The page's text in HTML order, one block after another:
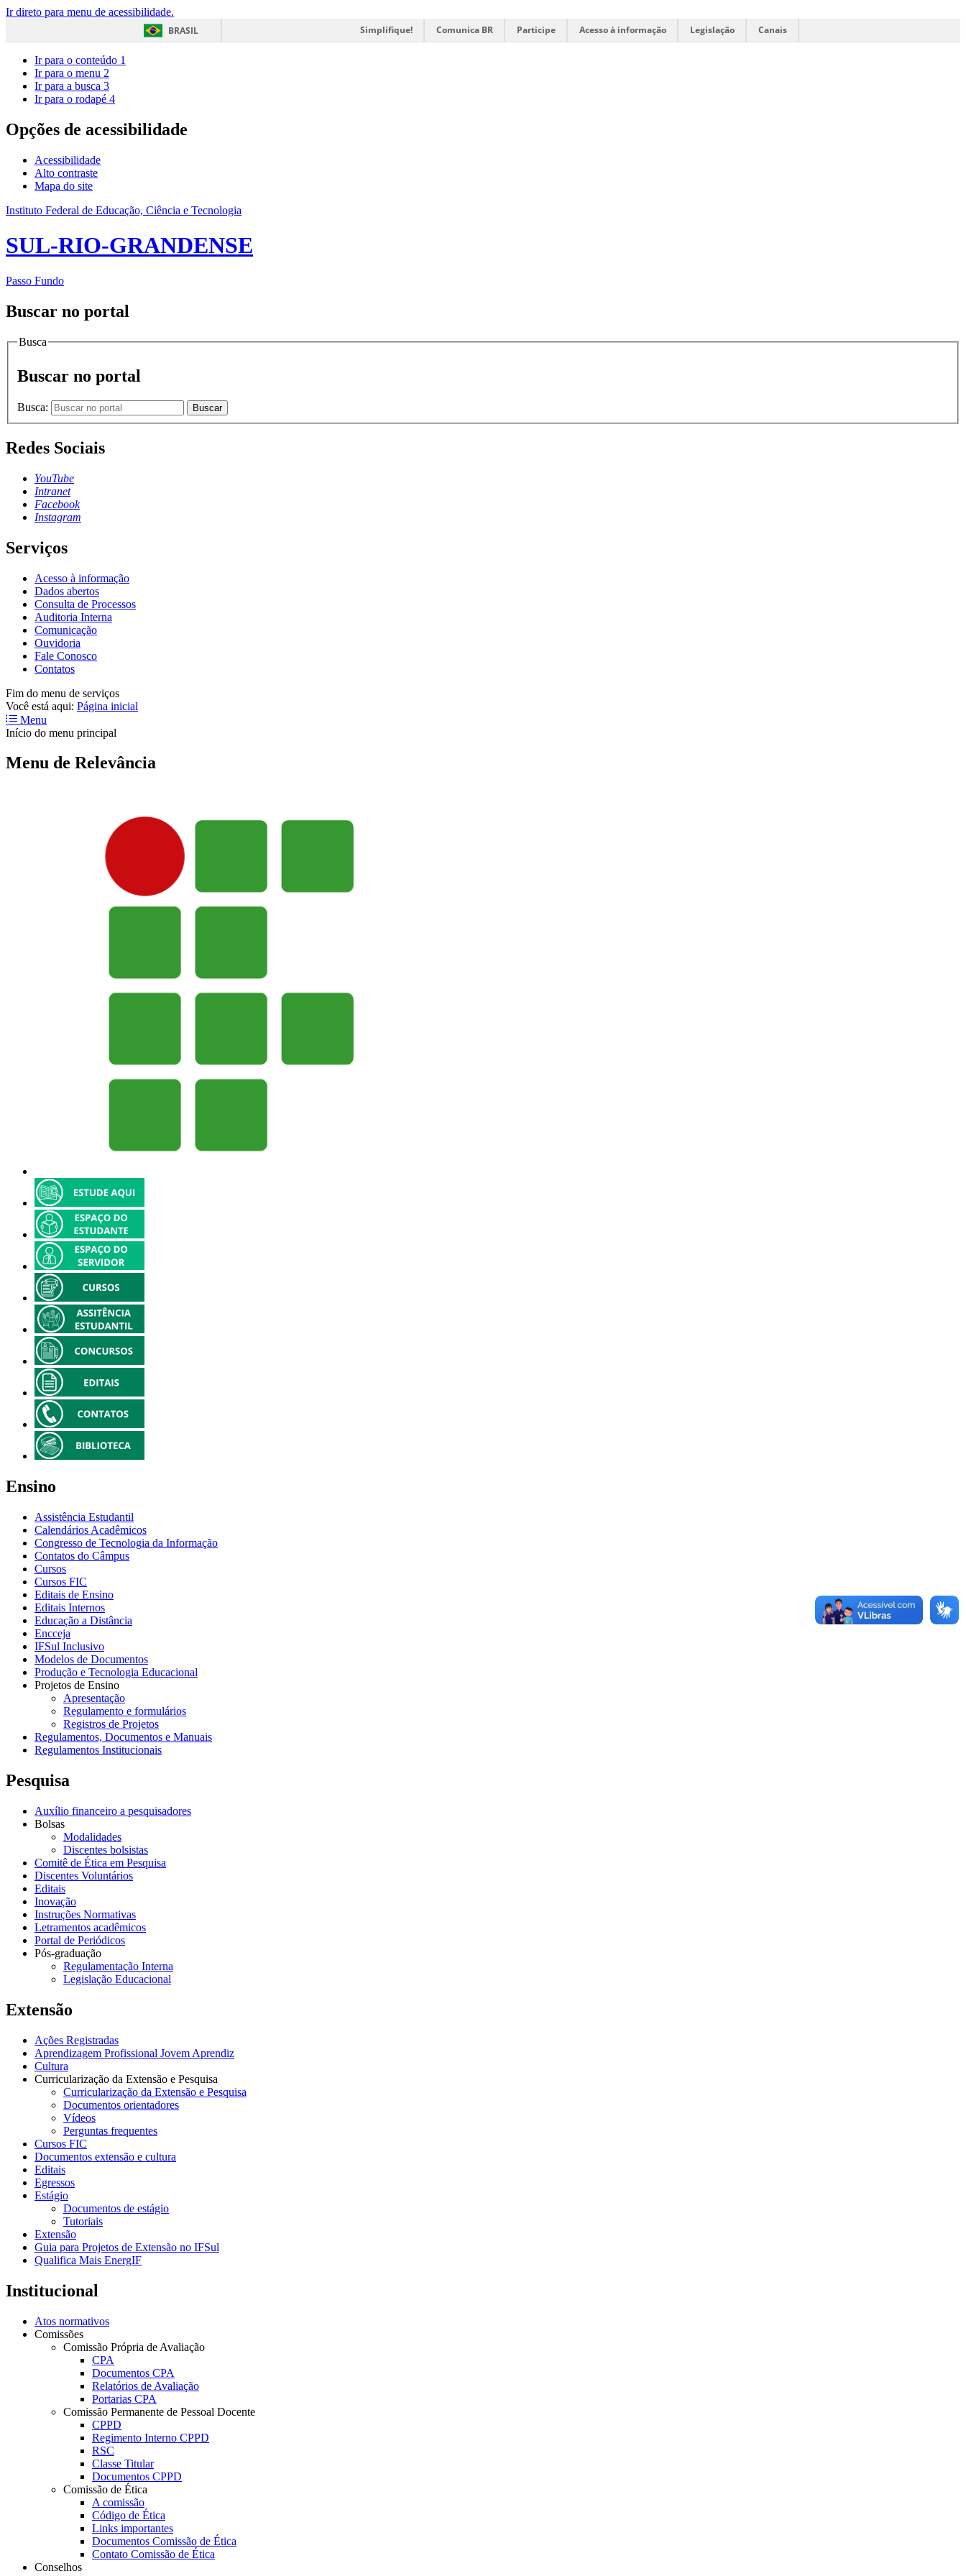
Ir direto para menu de acessibilidade.
BRASIL
Simplifique! Comunica BR Participe Acesso à informação Legislação Canais
Ir para o conteúdo 1
Ir para o menu 2
Ir para a busca 3
Ir para o rodapé 4
Opções de acessibilidade
Acessibilidade
Alto contraste
Mapa do site
Instituto Federal de Educação, Ciência e Tecnologia
SUL-RIO-GRANDENSE
Passo Fundo
Buscar no portal
Busca
Buscar no portal
Busca: Buscar
Redes Sociais
YouTube
Intranet
Facebook
Instagram
Serviços
Acesso à informação
Dados abertos
Consulta de Processos
Auditoria Interna
Comunicação
Ouvidoria
Fale Conosco
Contatos
Fim do menu de serviços
Você está aqui: Página inicial
Menu
Início do menu principal
Menu de Relevância
Ensino
Assistência Estudantil
Calendários Acadêmicos
Congresso de Tecnologia da Informação
Contatos do Câmpus
Cursos
Cursos FIC
Editais de Ensino
Editais Internos
Educação a Distância
Encceja
IFSul Inclusivo
Modelos de Documentos
Produção e Tecnologia Educacional
Projetos de Ensino
Apresentação
Regulamento e formulários
Registros de Projetos
Regulamentos, Documentos e Manuais
Regulamentos Institucionais
Pesquisa
Auxílio financeiro a pesquisadores
Bolsas
Modalidades
Discentes bolsistas
Comitê de Ética em Pesquisa
Discentes Voluntários
Editais
Inovação
Instruções Normativas
Letramentos acadêmicos
Portal de Periódicos
Pós-graduação
Regulamentação Interna
Legislação Educacional
Extensão
Ações Registradas
Aprendizagem Profissional Jovem Aprendiz
Cultura
Curricularização da Extensão e Pesquisa
Curricularização da Extensão e Pesquisa
Documentos orientadores
Vídeos
Perguntas frequentes
Cursos FIC
Documentos extensão e cultura
Editais
Egressos
Estágio
Documentos de estágio
Tutoriais
Extensão
Guia para Projetos de Extensão no IFSul
Qualifica Mais EnergIF
Institucional
Atos normativos
Comissões
Comissão Própria de Avaliação
CPA
Documentos CPA
Relatórios de Avaliação
Portarias CPA
Comissão Permanente de Pessoal Docente
CPPD
Regimento Interno CPPD
RSC
Classe Titular
Documentos CPPD
Comissão de Ética
A comissão
Código de Ética
Links importantes
Documentos Comissão de Ética
Contato Comissão de Ética
Conselhos